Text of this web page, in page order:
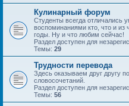
Кулинарный форум
Студенты всегда отличались
воспоминаниями кто, что и из
годы. Ну и что любим сейчас!
Раздел доступен для
Темы: 29
Трудности перевода
Здесь оказываем друг другу
словосочетаний.
Раздел доступен для
Темы: 56